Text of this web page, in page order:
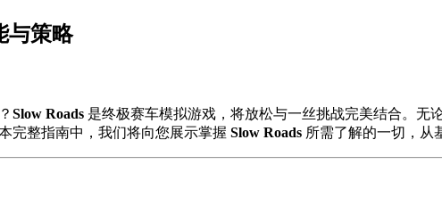
与策略
Slow Roads 是终极赛车模拟游戏，将放松与一丝挑战完美结合。无
完整指南中，我们将向您展示掌握 Slow Roads 所需了解的一切，从